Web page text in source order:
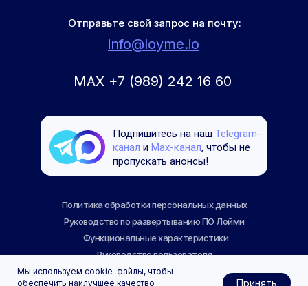
Мы используем cookie-файлы, чтобы
обеспечить наилучшее качество
Принять
Политика обработки персональных данных
Функциональные характеристики
Описание жизненного цикла
Руководство пользователя
Руководство по развертыванию ПО Лойми
Подпишитесь на наш Telegram-
канал и Maх-канал, чтобы не
пропускать анонсы!
info@loyme.io
MAX +7 (989) 242 16 60
Отправьте свой запрос на почту: